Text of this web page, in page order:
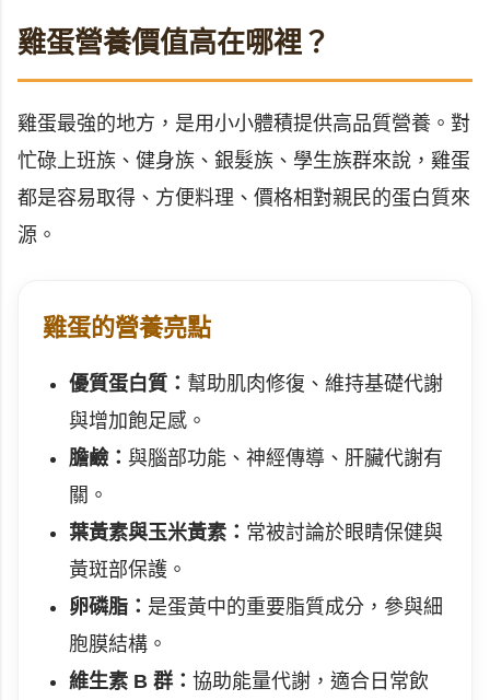
雞蛋營養價值高在哪裡？
雞蛋最強的地方，是用小小體積提供高品質營養。對
忙碌上班族、健身族、銀髮族、學生族群來說，雞蛋
都是容易取得、方便料理、價格相對親民的蛋白質來
源。
雞蛋的營養亮點
優質蛋白質： 幫助肌肉修復、維持基礎代謝
與增加飽足感。
膽鹼： 與腦部功能、神經傳導、肝臟代謝有
關。
葉黃素與玉米黃素： 常被討論於眼睛保健與
黃斑部保護。
卵磷脂： 是蛋黃中的重要脂質成分，參與細
胞膜結構。
維生素 B 群： 協助能量代謝，適合日常飲